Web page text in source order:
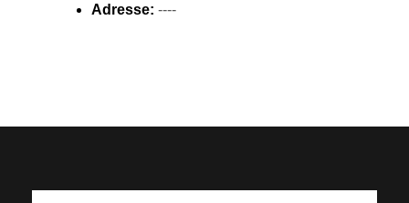
Adresse: ----